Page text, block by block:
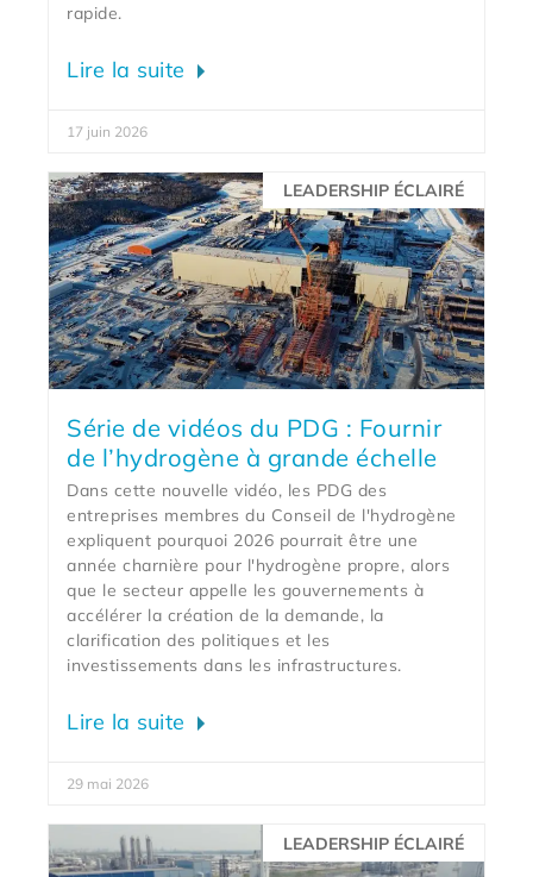
rapide.
Lire la suite
17 juin 2026
LEADERSHIP ÉCLAIRÉ
Série de vidéos du PDG : Fournir
de l’hydrogène à grande échelle
Dans cette nouvelle vidéo, les PDG des
entreprises membres du Conseil de l'hydrogène
expliquent pourquoi 2026 pourrait être une
année charnière pour l'hydrogène propre, alors
que le secteur appelle les gouvernements à
accélérer la création de la demande, la
clarification des politiques et les
investissements dans les infrastructures.
Lire la suite
29 mai 2026
LEADERSHIP ÉCLAIRÉ